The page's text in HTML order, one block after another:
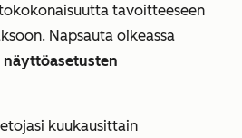
tavoitteeseen
Napsauta oikeassa
näyttöasetusten
kuukausittain